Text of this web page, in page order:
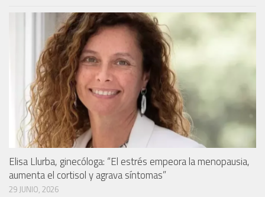
Elisa Llurba, ginecóloga: “El estrés empeora la menopausia,
aumenta el cortisol y agrava síntomas”
29 JUNIO, 2026